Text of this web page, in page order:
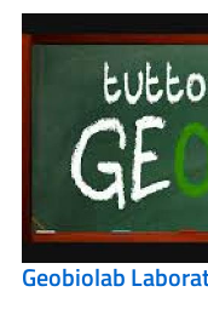
Geobiolab